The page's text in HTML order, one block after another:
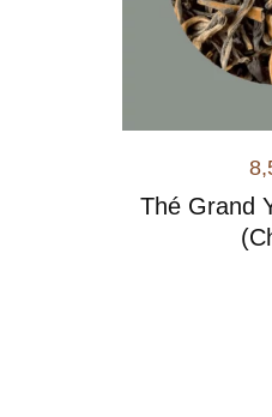
Thé Grand